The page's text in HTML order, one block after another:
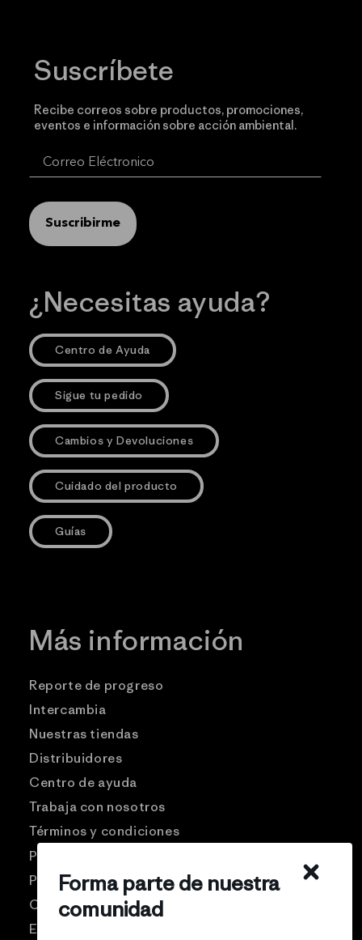
Suscríbete
Recibe correos sobre productos, promociones,
eventos e información sobre acción ambiental.
Suscribirme
¿Necesitas ayuda?
Centro de Ayuda
Sigue tu pedido
Cambios y Devoluciones
Cuidado del producto
Guías
Más información
Reporte de progreso
Intercambia
Nuestras tiendas
Distribuidores
Centro de ayuda
Trabaja con nosotros
Términos y condiciones
Patagonia USA
Preguntas frecuentes
Comunidad Pro
Eventos
Forma parte de nuestra
comunidad